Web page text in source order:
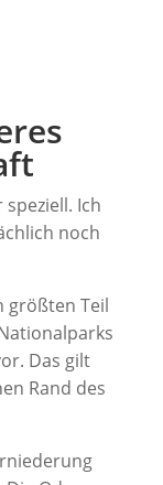
Ich
noch
größten Teil
Das gilt
Rand des